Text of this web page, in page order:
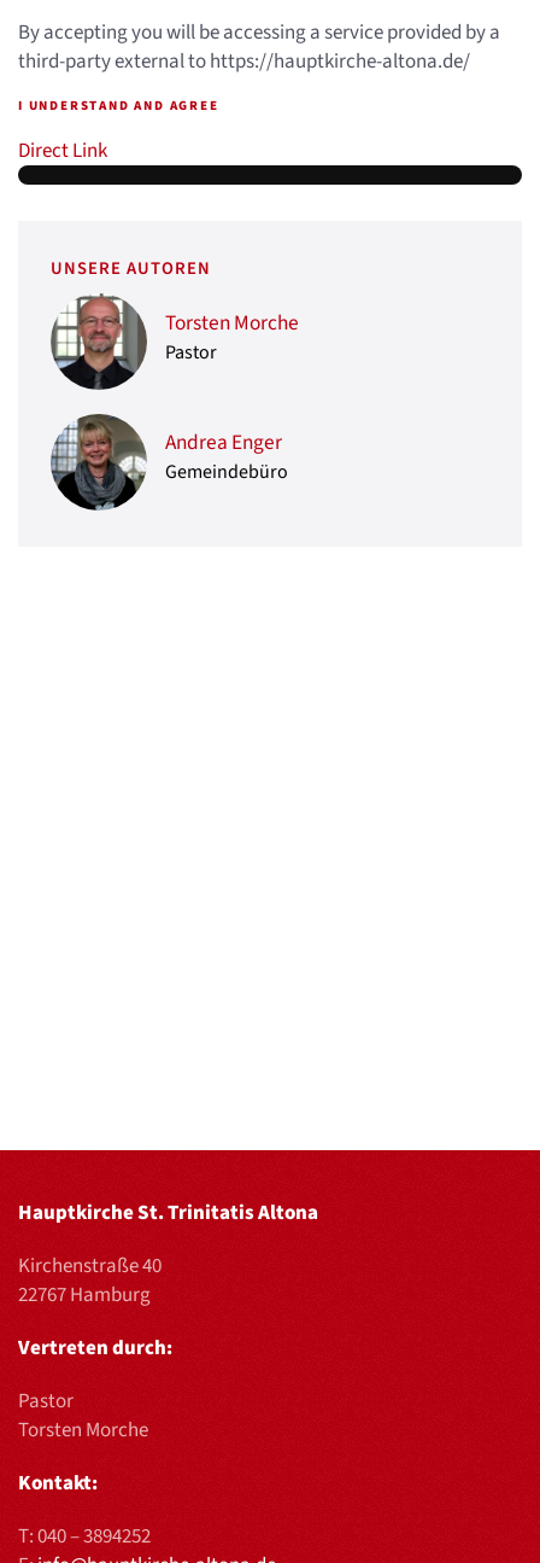
By accepting you will be accessing a service provided by a
third-party external to https://hauptkirche-altona.de/
I UNDERSTAND AND AGREE
Direct Link
UNSERE AUTOREN
Torsten Morche
Pastor
Andrea Enger
Gemeindebüro
Hauptkirche St. Trinitatis Altona
Kirchenstraße 40
22767 Hamburg
Vertreten durch:
Pastor
Torsten Morche
Kontakt:
T:040 – 3894252